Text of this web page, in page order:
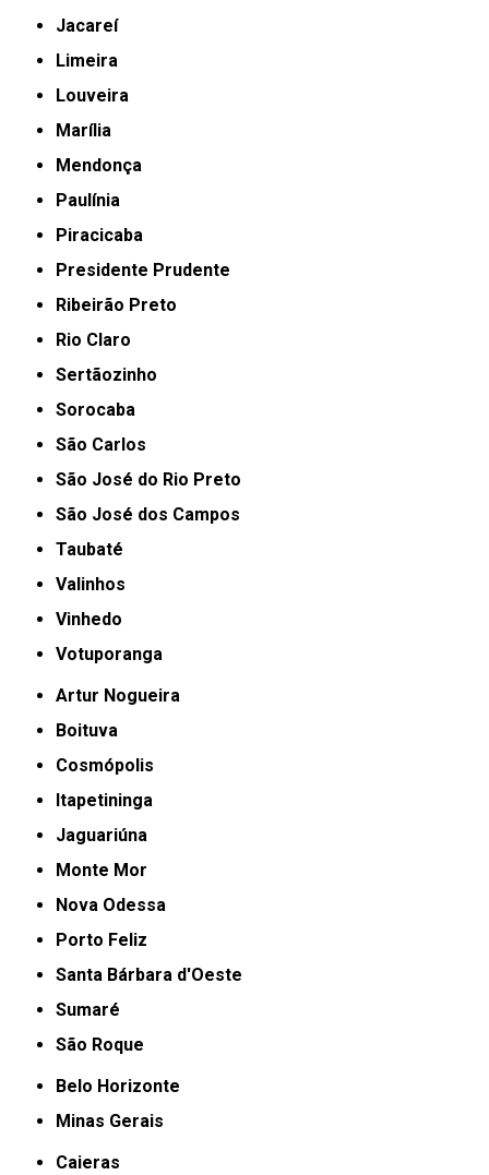
Jacareí
Limeira
Louveira
Marília
Mendonça
Paulínia
Piracicaba
Presidente Prudente
Ribeirão Preto
Rio Claro
Sertãozinho
Sorocaba
São Carlos
São José do Rio Preto
São José dos Campos
Taubaté
Valinhos
Vinhedo
Votuporanga
Artur Nogueira
Boituva
Cosmópolis
Itapetininga
Jaguariúna
Monte Mor
Nova Odessa
Porto Feliz
Santa Bárbara d'Oeste
Sumaré
São Roque
Belo Horizonte
Minas Gerais
Caieras